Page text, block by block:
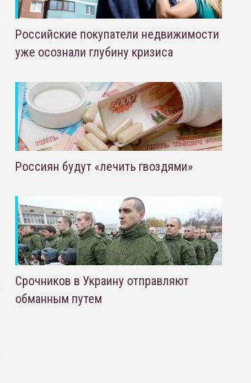
Российские покупатели недвижимости
уже осознали глубину кризиса
Россиян будут «лечить гвоздями»
Срочников в Украину отправляют
обманным путем